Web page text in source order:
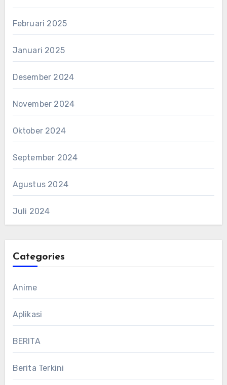
Februari 2025
Januari 2025
Desember 2024
November 2024
Oktober 2024
September 2024
Agustus 2024
Juli 2024
Categories
Anime
Aplikasi
BERITA
Berita Terkini